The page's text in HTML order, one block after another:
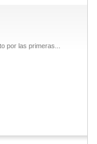
por las primeras...